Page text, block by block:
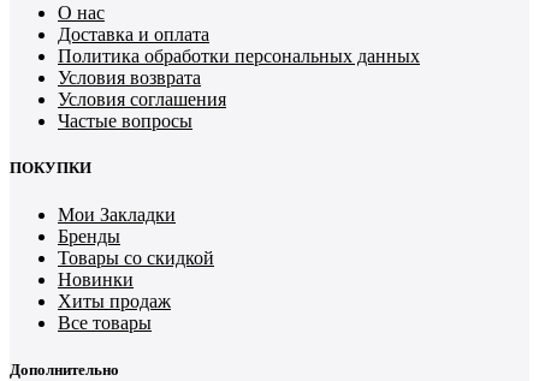
О нас
Доставка и оплата
Политика обработки персональных данных
Условия возврата
Условия соглашения
Частые вопросы
ПОКУПКИ
Мои Закладки
Бренды
Товары со скидкой
Новинки
Хиты продаж
Все товары
Дополнительно